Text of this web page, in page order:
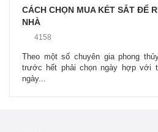
CÁCH CHỌN MUA KÉT SẮT ĐỂ
NHÀ
4158
Theo một số chuyên gia phong
trước hết phải chọn ngày hợp với
ngày...